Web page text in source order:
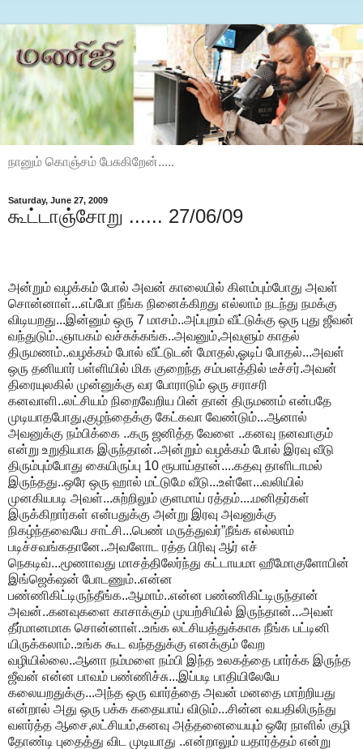
நானும் கொஞ்சம் பேசுகிறேன்.....
Saturday, June 27, 2009
கூட்டாஞ்சோறு ...... 27/06/09
அன்றும் வழக்கம் போல் அவன் காலையில் கிளம்பும்போது அவள்
சொன்னாள்...எப்போ நீங்க நினைக்கிறது எல்லாம் நடந்து நமக்கு
விடியறது...இன்னும் ஒரு 7 மாசம்..அப்புறம் வீட்டுக்கு ஒரு புது ஜீவன்
வந்துடும்..ஞாபகம் வச்சுக்கங்க..அவனும்,அவளும் காதல்
திருமணம்..வழக்கம் போல் வீட்டுடன் மோதல்,ஓடிப் போதல்...அவள்
ஒரு தனியார் பள்ளியில் மிக குறைந்த சம்பளத்தில் டீச்சர்.அவன்
திரையுலகில் முன்னுக்கு வர போராடும் ஒரு சராசரி
கனவாளி..லட்சியம் நிறைவேறிய பின் தான் திருமணம் என்பதே
முடியாதபோது,குழந்தைக்கு கேட்கவா வேண்டும்...ஆனால்
அவனுக்கு நம்பிக்கை ..கரு ஜனித்த வேளை ..கனவு நனவாகும்
என்று உறுதியாக இருந்தான்..அன்றும் வழக்கம் போல் இரவு வீடு
திரும்பும்போது கையிருப்பு 10 ரூபாய்தான்....கதவு தாளிடாமல்
இருந்தது..ஒரே ஒரு ஹால் மட்டுமே வீடு...உள்ளே...வலியில்
முனகியபடி அவள்...சுற்றிலும் குளமாய் ரத்தம்....மனிதர்கள்
இருக்கிறார்கள் என்பதுக்கு அன்று இரவு அவனுக்கு
நிகழ்ந்தவையே சாட்சி...பெண் மருத்துவர்”நீங்க எல்லாம்
படிச்சவங்கதானே..அவளோட ரத்த பிரிவு ஆர் எச்
நெகடிவ்...மூணாவது மாசத்திலேர்ந்து கட்டாயமா ஹீமோகுளோபின்
இங்ஜெக்‌ஷன் போடணும்..என்ன
பண்ணிகிட்டிருந்தீங்க..ஆமாம்..என்ன பண்ணிகிட்டிருந்தான்
அவன்..கனவுகளை காசாக்கும் முயற்சியில் இருந்தான்...அவள்
தீர்மானமாக சொன்னாள்..உங்க லட்சியத்துக்காக நீங்க பட்டினி
யிருக்கலாம்..உங்க கூட வந்ததுக்கு எனக்கும் வேற
வழியில்லை..ஆனா நம்மளை நம்பி இந்த உலகத்தை பார்க்க இருந்த
ஜீவன் என்ன பாவம் பண்ணிச்சு...இப்படி பாதியிலேயே
கலையறதுக்கு...அந்த ஒரு வார்த்தை அவன் மனதை மாற்றியது
என்றால் அது ஒரு பக்க கதையாய் விடும்...சின்ன வயதிலிருந்து
வளர்த்த ஆசை,லட்சியம்,கனவு அத்தனையையும் ஒரே நாளில் குழி
தோண்டி புதைத்து விட முடியாது ..என்றாலும் யதார்த்தம் என்று